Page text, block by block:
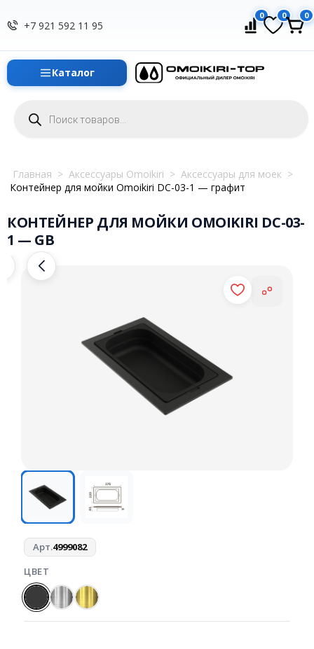
+7 921 592 11 95
0 0 0
Каталог
товаров
Главная > Аксессуары Omoikiri > Аксессуары для моек >
Контейнер для мойки Omoikiri DC-03-1 — графит
КОНТЕЙНЕР ДЛЯ МОЙКИ OMOIKIRI DC-03-
1 — GB
Арт.4999082
ЦВЕТ